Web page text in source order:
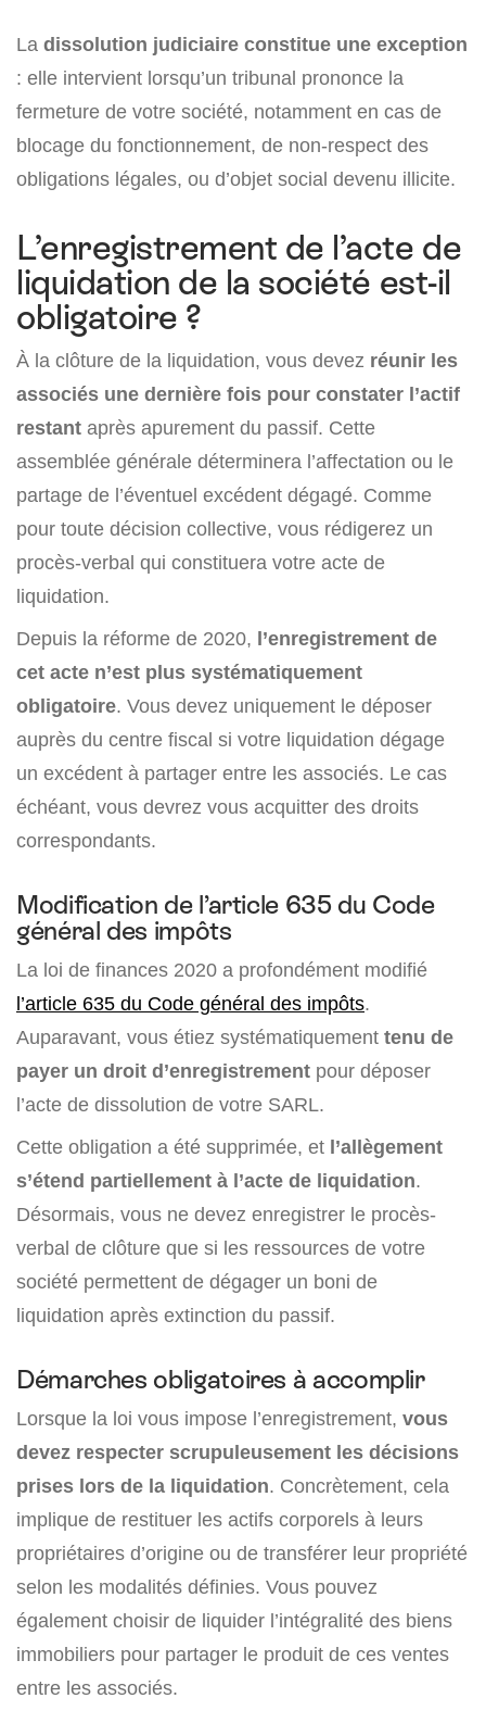
La dissolution judiciaire constitue une exception
: elle intervient lorsqu’un tribunal prononce la
fermeture de votre société, notamment en cas de
blocage du fonctionnement, de non-respect des
obligations légales, ou d’objet social devenu illicite.
L’enregistrement de l’acte de
liquidation de la société est-il
obligatoire ?
À la clôture de la liquidation, vous devez réunir les
associés une dernière fois pour constater l’actif
restant après apurement du passif. Cette
assemblée générale déterminera l’affectation ou le
partage de l’éventuel excédent dégagé. Comme
pour toute décision collective, vous rédigerez un
procès-verbal qui constituera votre acte de
liquidation.
Depuis la réforme de 2020, l’enregistrement de
cet acte n’est plus systématiquement
obligatoire. Vous devez uniquement le déposer
auprès du centre fiscal si votre liquidation dégage
un excédent à partager entre les associés. Le cas
échéant, vous devrez vous acquitter des droits
correspondants.
Modification de l’article 635 du Code
général des impôts
La loi de finances 2020 a profondément modifié
l’article 635 du Code général des impôts.
Auparavant, vous étiez systématiquement tenu de
payer un droit d’enregistrement pour déposer
l’acte de dissolution de votre SARL.
Cette obligation a été supprimée, et l’allègement
s’étend partiellement à l’acte de liquidation.
Désormais, vous ne devez enregistrer le procès-
verbal de clôture que si les ressources de votre
société permettent de dégager un boni de
liquidation après extinction du passif.
Démarches obligatoires à accomplir
Lorsque la loi vous impose l’enregistrement, vous
devez respecter scrupuleusement les décisions
prises lors de la liquidation. Concrètement, cela
implique de restituer les actifs corporels à leurs
propriétaires d’origine ou de transférer leur propriété
selon les modalités définies. Vous pouvez
également choisir de liquider l’intégralité des biens
immobiliers pour partager le produit de ces ventes
entre les associés.